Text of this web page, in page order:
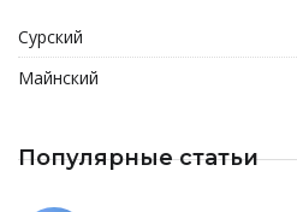
Сурский
Майнский
Популярные статьи